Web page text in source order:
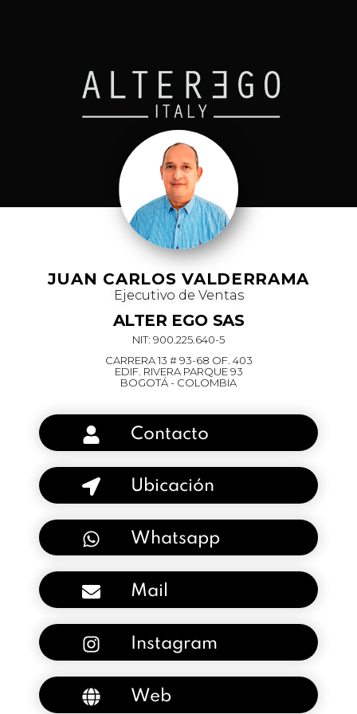
JUAN CARLOS VALDERRAMA
Ejecutivo de Ventas
ALTER EGO SAS
NIT: 900.225.640-5
CARRERA 13 # 93-68 OF. 403
EDIF. RIVERA PARQUE 93
BOGOTÁ - COLOMBIA
Contacto
Ubicación
Whatsapp
Mail
Instagram
Web